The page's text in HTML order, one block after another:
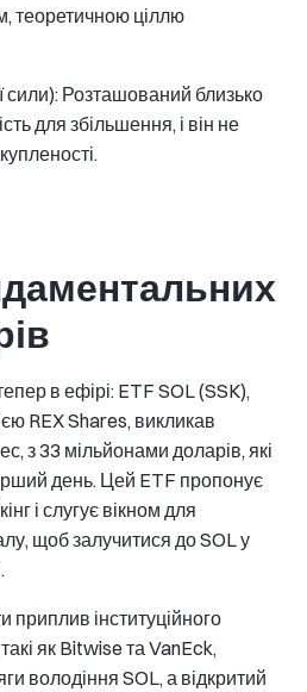
теоретичною ціллю
сили): Розташований близько
для збільшення, і він не
в ефірі: ETF SOL (SSK),
REX Shares, викликав
з 33 мільйонами доларів, які
день. Цей ETF пропонує
і слугує вікном для
щоб залучитися до SOL у
приплив інституційного
такі як Bitwise та VanEck,
володіння SOL, а відкритий